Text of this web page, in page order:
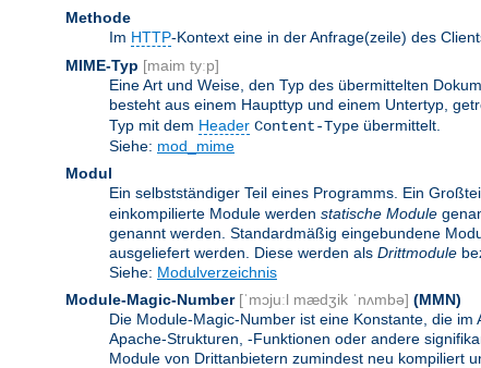
Methode
Im HTTP-Kontext eine in der Anfrage(zeile) des
MIME-Typ [maim tyːp]
Eine Art und Weise, den Typ des übermittelten
besteht aus einem Haupttyp und einem Untertyp,
Typ mit dem Header Content-Type übermittelt.
Siehe: mod_mime
Modul
Ein selbstständiger Teil eines Programms. Ein
einkompilierte Module werden statische Module
genannt werden. Standardmäßig eingebundene
ausgeliefert werden. Diese werden als Drittmodule
Siehe: Modulverzeichnis
Module-Magic-Number [ˈmɔjuːl mædʒik ˈnʌmbə] (MMN)
Die Module-Magic-Number ist eine Konstante, die
Apache-Strukturen, -Funktionen oder andere
Module von Drittanbietern zumindest neu kompiliert